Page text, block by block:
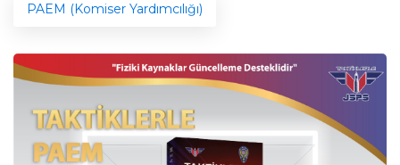
PAEM (Komiser Yardımcılığı)